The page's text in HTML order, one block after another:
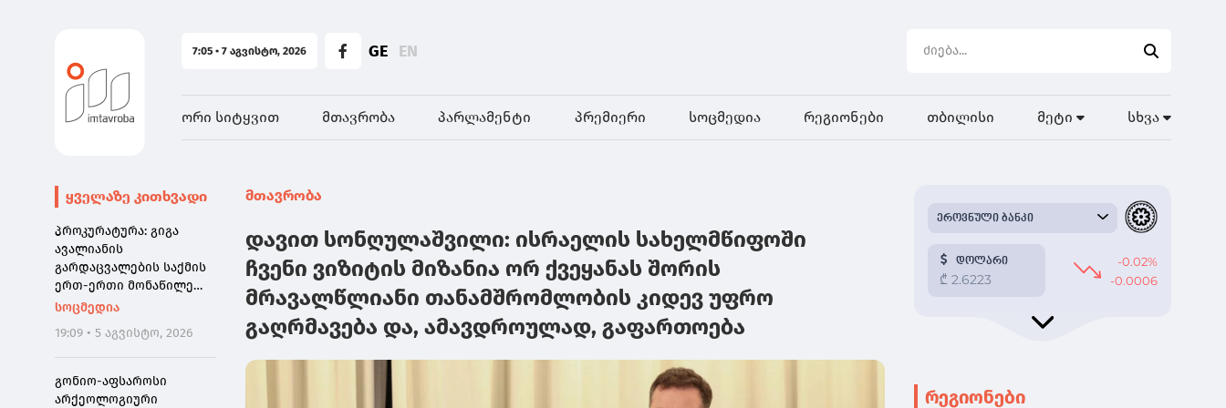
7:05 • 7 აგვისტო, 2026 GE EN
ორი სიტყვით მთავრობა პარლამენტი პრემიერი სოცმედია რეგიონები თბილისი მეტი სხვა
ყველაზე კითხვადი
პროკურატურა: გიგა
ავალიანის
გარდაცვალების საქმის
ერთ-ერთი მონაწილე
ნია იმნაძე დაკავებულია
სოცმედია
19:09 • 5 აგვისტო, 2026
გონიო-აფსაროსი
არქეოლოგიური
მთავრობა
დავით სონღულაშვილი: ისრაელის სახელმწიფოში
ჩვენი ვიზიტის მიზანია ორ ქვეყანას შორის
მრავალწლიანი თანამშრომლობის კიდევ უფრო
გაღრმავება და, ამავდროულად, გაფართოება
რეგიონები